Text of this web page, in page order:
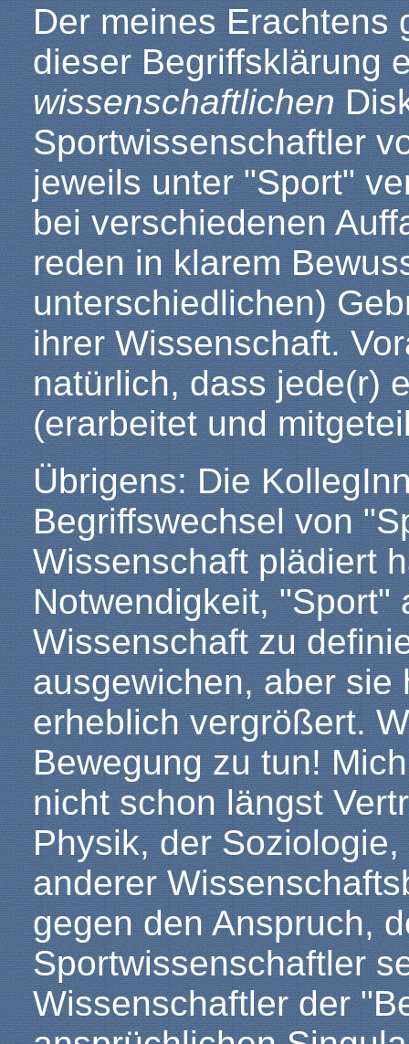
Der meines Erachtens
dieser Begriffsklärung
wissenschaftlichen
Sportwissenschaftler
jeweils unter "Sport"
bei verschiedenen
reden in klarem
unterschiedlichen)
ihrer Wissenschaft.
natürlich, dass jede(r)
(erarbeitet und
Übrigens: Die
Begriffswechsel von
Wissenschaft plädiert
Notwendigkeit, "Sport"
Wissenschaft zu
ausgewichen, aber sie
erheblich vergrößert.
Bewegung zu tun!
nicht schon längst
Physik, der
anderer
gegen den Anspruch,
Sportwissenschaftler
Wissenschaftler der